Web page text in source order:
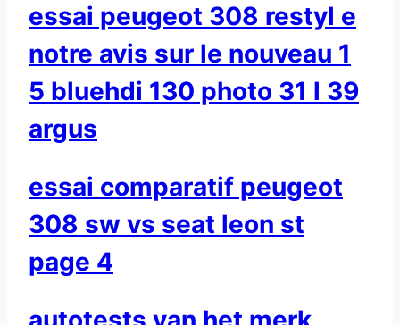
essai peugeot 308 restyl e
notre avis sur le nouveau 1
5 bluehdi 130 photo 31 l 39
argus
essai comparatif peugeot
308 sw vs seat leon st
page 4